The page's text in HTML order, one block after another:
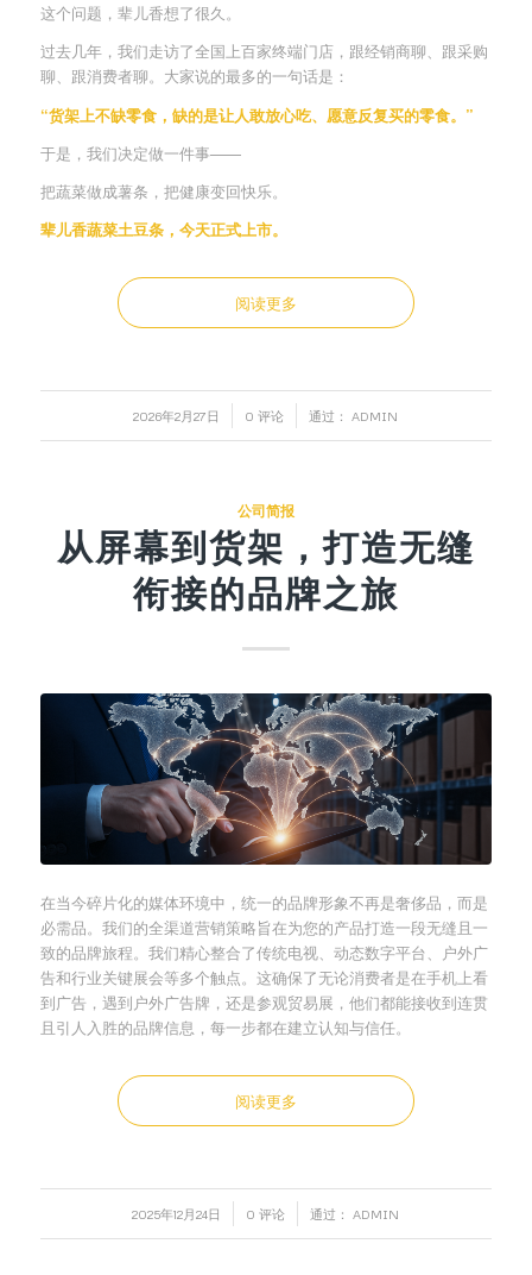
这个问题，辈儿香想了很久。
过去几年，我们走访了全国上百家终端门店，跟经销商聊、跟采购
聊、跟消费者聊。大家说的最多的一句话是：
“货架上不缺零食，缺的是让人敢放心吃、愿意反复买的零食。”
于是，我们决定做一件事——
把蔬菜做成薯条，把健康变回快乐。
辈儿香蔬菜土豆条，今天正式上市。
阅读更多
2026年2月27日
/ 0 评论 通过： ADMIN
公司简报
从屏幕到货架，打造无缝
衔接的品牌之旅
在当今碎片化的媒体环境中，统一的品牌形象不再是奢侈品，而是
必需品。我们的全渠道营销策略旨在为您的产品打造一段无缝且一
致的品牌旅程。我们精心整合了传统电视、动态数字平台、户外广
告和行业关键展会等多个触点。这确保了无论消费者是在手机上看
到广告，遇到户外广告牌，还是参观贸易展，他们都能接收到连贯
且引人入胜的品牌信息，每一步都在建立认知与信任。
阅读更多
2025年12月24日
/ 0 评论 通过： ADMIN